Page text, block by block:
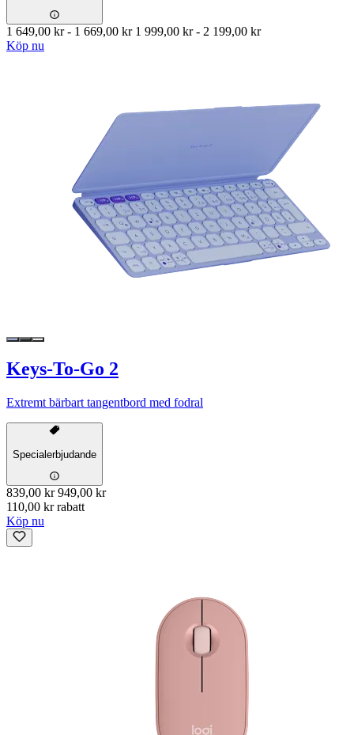
1 649,00 kr- 1 669,00 kr 1 999,00 kr- 2 199,00 kr
Köp nu
Keys-To-Go 2
Extremt bärbart tangentbord med fodral
Specialerbjudande
839,00 kr 949,00 kr
110,00 kr rabatt
Köp nu